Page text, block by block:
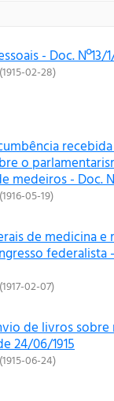
- Doc. Nº13/
(1915-02-28)
o
- Doc.
(1916-05-19)
de medicina e
federalista -
(1917-02-07)
de livros
24/06/1915
(1915-06-24)